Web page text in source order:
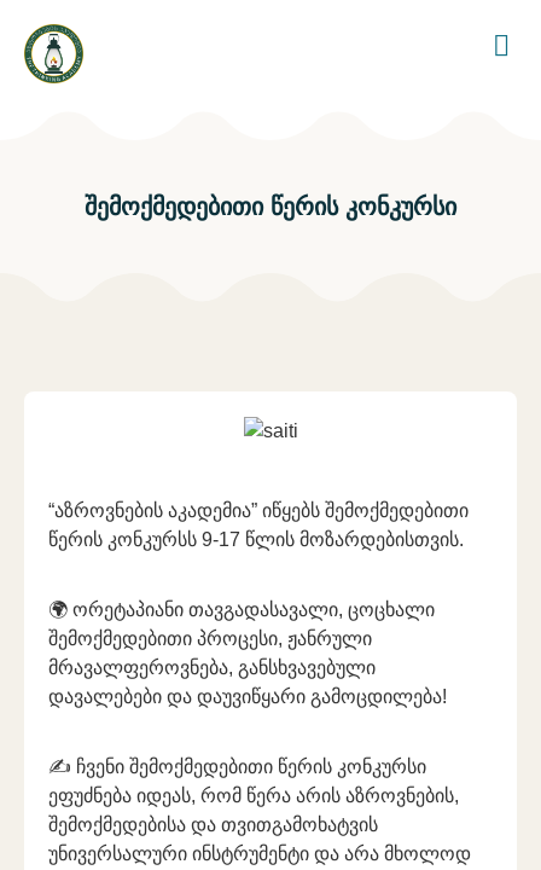
შემოქმედებითი წერის კონკურსი
“აზროვნების აკადემია” იწყებს შემოქმედებითი
წერის კონკურსს 9-17 წლის მოზარდებისთვის.
🌍 ორეტაპიანი თავგადასავალი, ცოცხალი
შემოქმედებითი პროცესი, ჟანრული
მრავალფეროვნება, განსხვავებული
დავალებები და დაუვიწყარი გამოცდილება!
✍️ ჩვენი შემოქმედებითი წერის კონკურსი
ეფუძნება იდეას, რომ წერა არის აზროვნების,
შემოქმედებისა და თვითგამოხატვის
უნივერსალური ინსტრუმენტი და არა მხოლოდ